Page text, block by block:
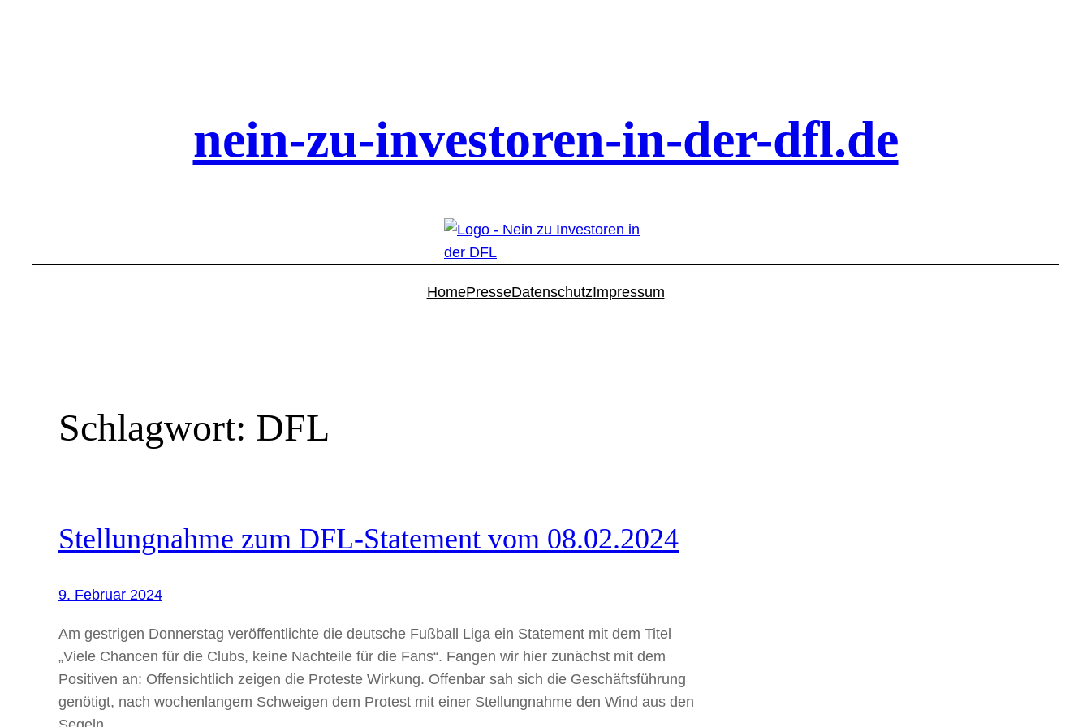
nein-zu-investoren-in-der-dfl.de
HomePresseDatenschutzImpressum
Schlagwort: DFL
Stellungnahme zum DFL-Statement vom 08.02.2024
9. Februar 2024
Am gestrigen Donnerstag veröffentlichte die deutsche Fußball Liga ein Statement mit dem Titel
„Viele Chancen für die Clubs, keine Nachteile für die Fans“. Fangen wir hier zunächst mit dem
Positiven an: Offensichtlich zeigen die Proteste Wirkung. Offenbar sah sich die Geschäftsführung
genötigt, nach wochenlangem Schweigen dem Protest mit einer Stellungnahme den Wind aus den